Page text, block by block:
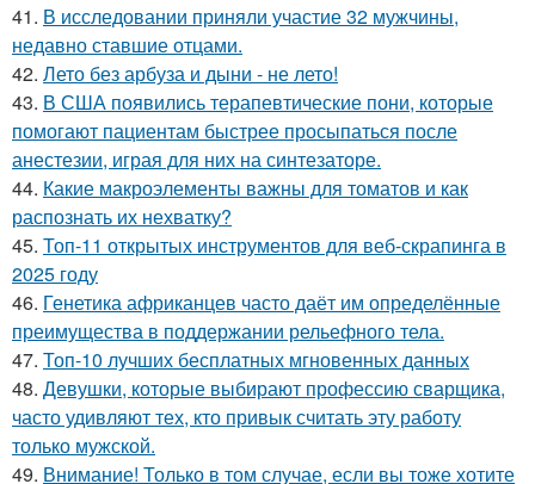
41. В исследовании приняли участие 32 мужчины,
недавно ставшие отцами.
42. Лето без арбуза и дыни - не лето!
43. В США появились терапевтические пони, которые
помогают пациентам быстрее просыпаться после
анестезии, играя для них на синтезаторе.
44. Какие макроэлементы важны для томатов и как
распознать их нехватку?
45. Топ-11 открытых инструментов для веб-скрапинга в
2025 году
46. Генетика африканцев часто даёт им определённые
преимущества в поддержании рельефного тела.
47. Топ-10 лучших бесплатных мгновенных данных
48. Девушки, которые выбирают профессию сварщика,
часто удивляют тех, кто привык считать эту работу
только мужской.
49. Внимание! Только в том случае, если вы тоже хотите